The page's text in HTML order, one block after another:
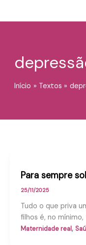
Início Textos
Para sempre sol
25/11/2025
Tudo o que priva
filhos é, no
Maternidade real,